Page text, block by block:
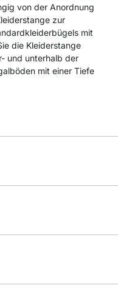
von der Anordnung
zur
mit
die Kleiderstange
und unterhalb der
mit einer Tiefe